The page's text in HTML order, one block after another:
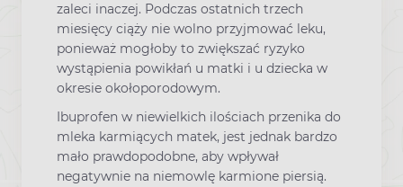
zaleci inaczej. Podczas ostatnich trzech
miesięcy ciąży nie wolno przyjmować leku,
ponieważ mogłoby to zwiększać ryzyko
wystąpienia powikłań u matki i u dziecka w
okresie okołoporodowym.
Ibuprofen w niewielkich ilościach przenika do
mleka karmiących matek, jest jednak bardzo
mało prawdopodobne, aby wpływał
negatywnie na niemowlę karmione piersią.